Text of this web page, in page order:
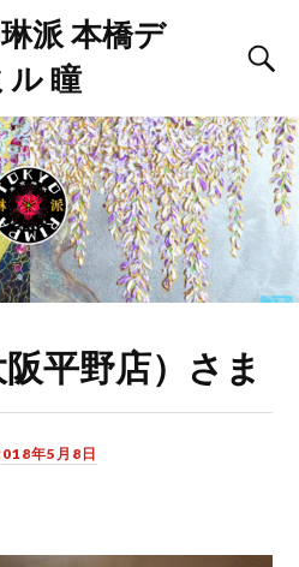
派 本橋デ
ル 瞳
平野店）さま
年5月8日